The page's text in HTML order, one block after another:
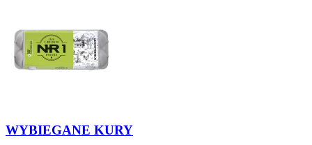
WYBIEGANE KURY